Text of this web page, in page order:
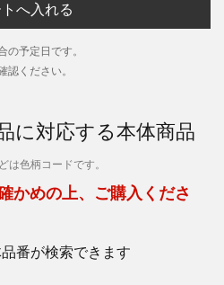
へ入れる
の予定日です。
認ください。
に対応する本体商品
色柄コードです。
かめの上、ご購入くださ
番が検索できます